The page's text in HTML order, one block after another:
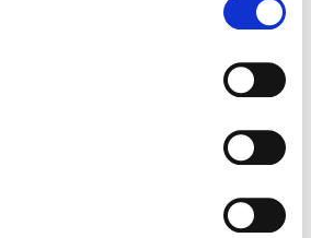
mushroom capsules for sale ohio
ตเว็บตรง
chocolate bar where to
images/32245.htm